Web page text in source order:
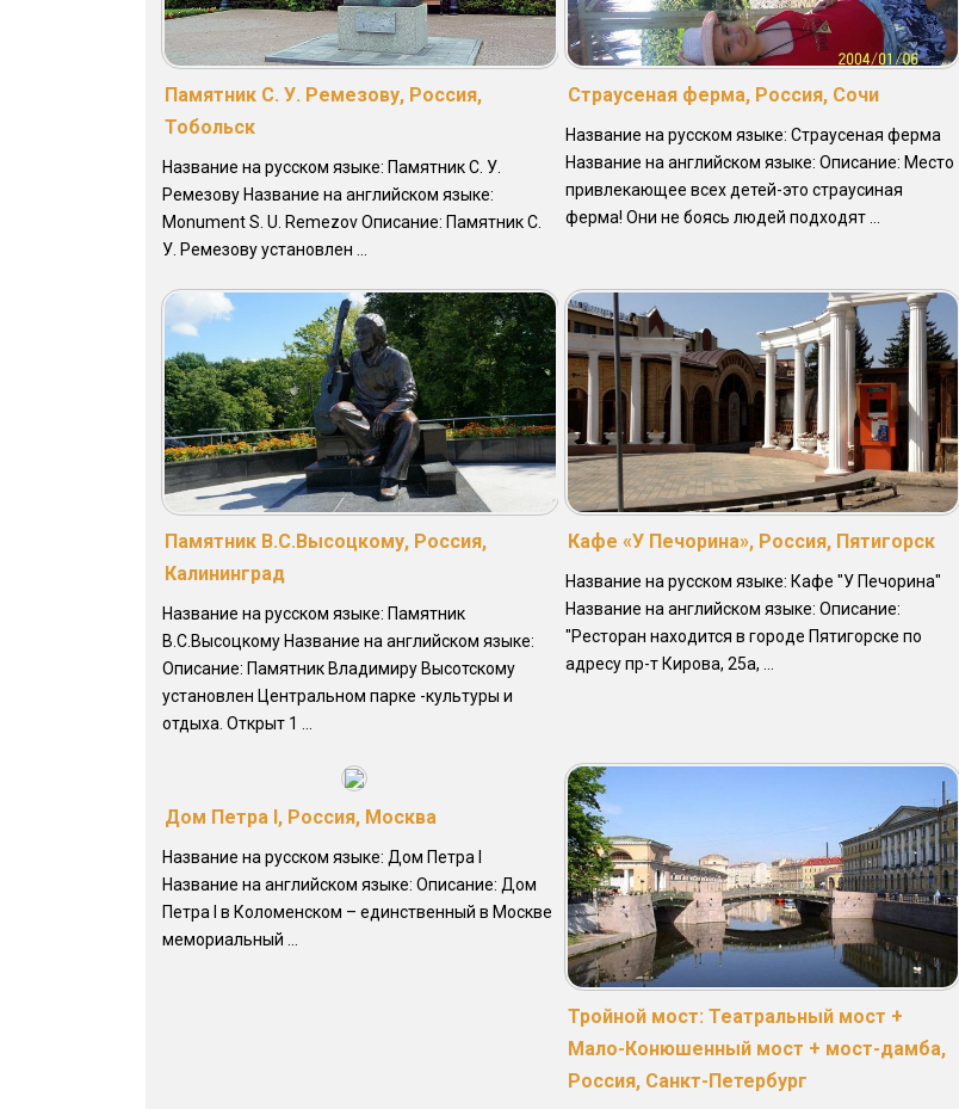
Памятник С. У. Ремезову, Россия,
Тобольск
Название на русском языке: Памятник С. У.
Ремезову Название на английском языке:
Monument S. U. Remezov Описание: Памятник С.
У. Ремезову установлен ...
Страусеная ферма, Россия, Сочи
Название на русском языке: Страусеная ферма
Название на английском языке: Описание: Место
привлекающее всех детей-это страусиная
ферма! Они не боясь людей подходят ...
Памятник В.С.Высоцкому, Россия,
Калининград
Название на русском языке: Памятник
В.С.Высоцкому Название на английском языке:
Описание: Памятник Владимиру Высотскому
установлен Центральном парке -культуры и
отдыха. Открыт 1 ...
Кафе «У Печорина», Россия, Пятигорск
Название на русском языке: Кафе "У Печорина"
Название на английском языке: Описание:
"Ресторан находится в городе Пятигорске по
адресу пр-т Кирова, 25а, ...
Дом Петра I, Россия, Москва
Название на русском языке: Дом Петра I
Название на английском языке: Описание: Дом
Петра I в Коломенском – единственный в Москве
мемориальный ...
Тройной мост: Театральный мост +
Мало-Конюшенный мост + мост-дамба,
Россия, Санкт-Петербург